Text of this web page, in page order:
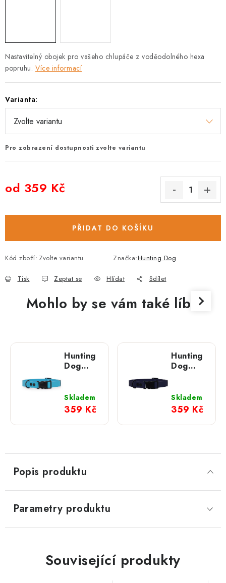
FAQ
Nastavitelný obojek pro vašeho chlupáče z voděodolného hexa
popruhu. Více informací
Varianta:
Pro zobrazení dostupnosti zvolte variantu
od 359 Kč
PŘIDAT DO KOŠÍKU
Kód zboží: Zvolte variantu Značka:Hunting Dog
Tisk Zeptat se Hlídat Sdílet
Mohlo by se vám také líbit
Hunting
Dog
pro psa
modrý
Skladem
359 Kč
Hunting
Dog
pro psa
tmavě
modrý
Skladem
359 Kč
Popis produktu
Parametry produktu
Související produkty